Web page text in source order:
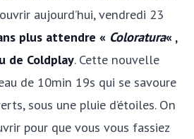
aujourd’hui, vendredi 23
plus attendre « Coloratura« ,
de Coldplay. Cette nouvelle
de 10min 19s qui se savoure
sous une pluie d’étoiles. On
pour que vous vous fassiez